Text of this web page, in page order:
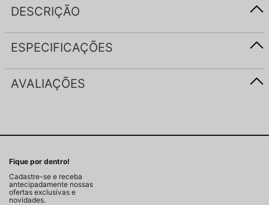
DESCRIÇÃO
ESPECIFICAÇÕES
AVALIAÇÕES
Fique por dentro!
Cadastre-se e receba
antecipadamente nossas
ofertas exclusivas e
novidades.